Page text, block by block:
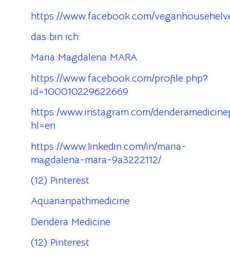
https://www.facebook.com/
das bin ich:
Maria Magdalena MARA
https://www.facebook.com/profile.php?
id=100010229622669
https:/www.instagram.com/
hl=en
https://www.linkedin.com/in/maria-
magdalena-mara-9a3222112/
(12) Pinterest
Aquarianpathmedicine
Dendera Medicine
(12) Pinterest